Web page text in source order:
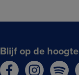
Blijf op de hoogte